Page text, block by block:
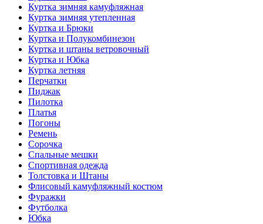
Куртка зимняя камуфляжная
Куртка зимняя утепленная
Куртка и Брюки
Куртка и Полукомбинезон
Куртка и штаны ветровочный
Куртка и Юбка
Куртка летняя
Перчатки
Пиджак
Пилотка
Платья
Погоны
Ремень
Сорочка
Спальные мешки
Спортивная одежда
Толстовка и Штаны
Флисовый камуфляжный костюм
Фуражки
Футболка
Юбка